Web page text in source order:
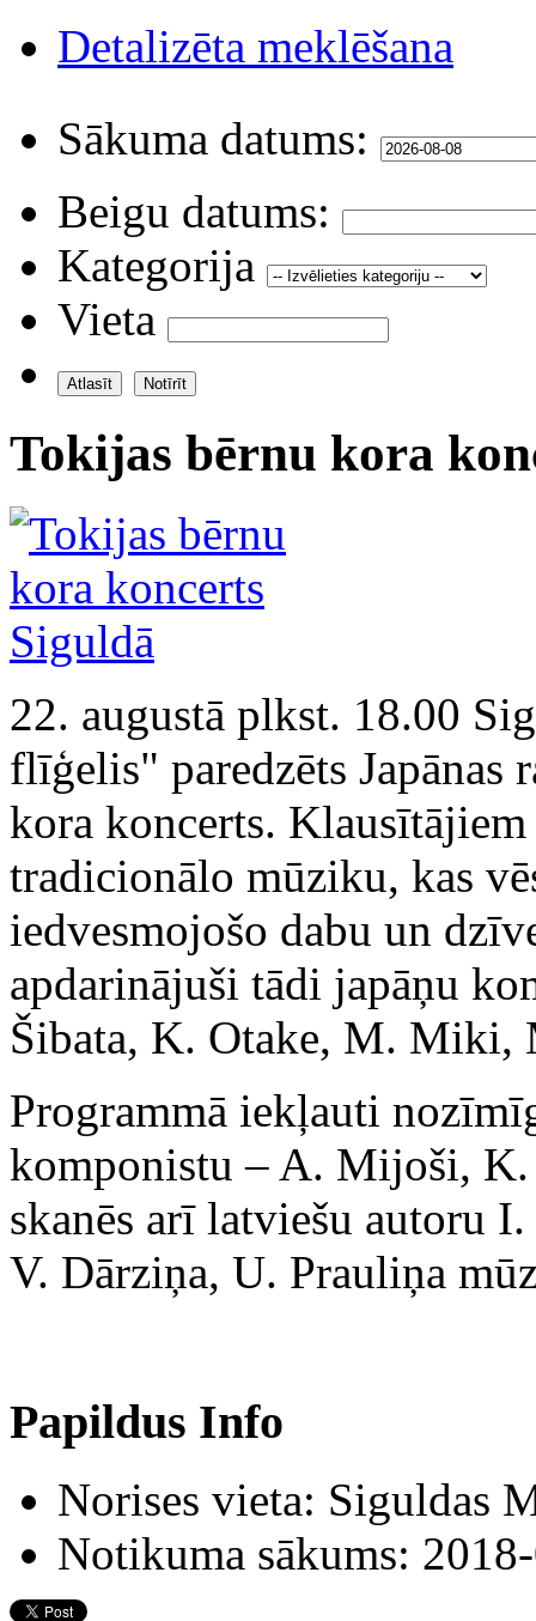
Detalizēta meklēšana
Sākuma datums:
Beigu datums:
Kategorija
Vieta
Tokijas bērnu kora
22. augustā plkst. 18.00
flīģelis" paredzēts Japānas
kora koncerts.
tradicionālo mūziku, kas
iedvesmojošo dabu un
apdarinājuši tādi japāņu
Šibata, K. Otake, M. Miki,
Programmā iekļauti
komponistu – A. Mijoši, K.
skanēs arī latviešu autoru
V. Dārziņa, U. Prauliņa
Papildus Info
Norises vieta: Siguldas
Notikuma sākums: